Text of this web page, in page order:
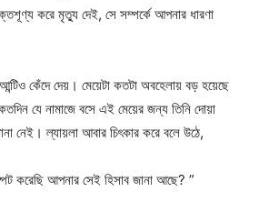
করে মৃত্যু দেই, সে সম্পর্কে আপনার ধারণা
কেঁদে দেয়। মেয়েটা কতটা অবহেলায় বড় হয়েছে
যে নামাজে বসে এই মেয়ের জন্য তিনি দোয়া
নেই। ল্যায়লা আবার চিৎকার করে বলে উঠে,
করেছি আপনার সেই হিসাব জানা আছে? ”